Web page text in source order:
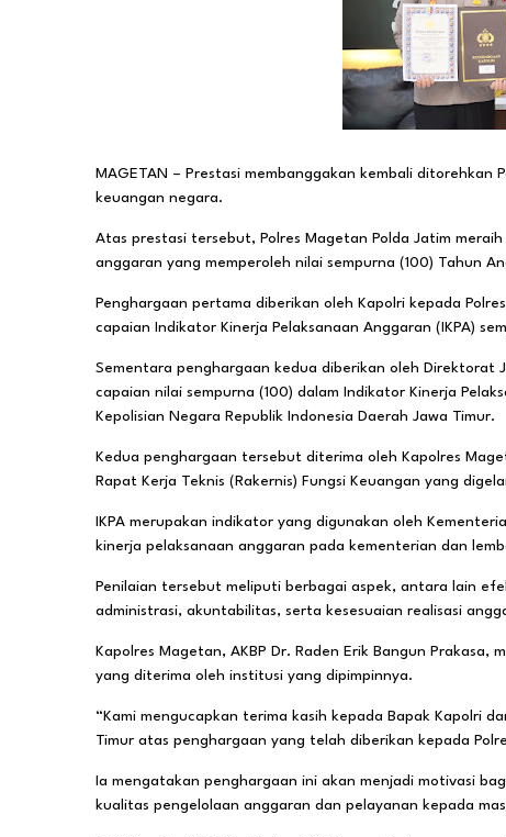
MAGETAN – Prestasi membanggakan kembali ditorehkan
keuangan negara.
Atas prestasi tersebut, Polres Magetan Polda Jatim
anggaran yang memperoleh nilai sempurna (100) Tahun
Penghargaan pertama diberikan oleh Kapolri kepada
capaian Indikator Kinerja Pelaksanaan Anggaran (IKPA)
Sementara penghargaan kedua diberikan oleh Direktorat
capaian nilai sempurna (100) dalam Indikator Kinerja
Kepolisian Negara Republik Indonesia Daerah Jawa Timur.
Kedua penghargaan tersebut diterima oleh Kapolres
Rapat Kerja Teknis (Rakernis) Fungsi Keuangan yang
IKPA merupakan indikator yang digunakan oleh
kinerja pelaksanaan anggaran pada kementerian dan
Penilaian tersebut meliputi berbagai aspek, antara lain
administrasi, akuntabilitas, serta kesesuaian realisasi
Kapolres Magetan, AKBP Dr. Raden Erik Bangun
yang diterima oleh institusi yang dipimpinnya.
“Kami mengucapkan terima kasih kepada Bapak Kapolri
Timur atas penghargaan yang telah diberikan kepada
Ia mengatakan penghargaan ini akan menjadi motivasi
kualitas pengelolaan anggaran dan pelayanan kepada